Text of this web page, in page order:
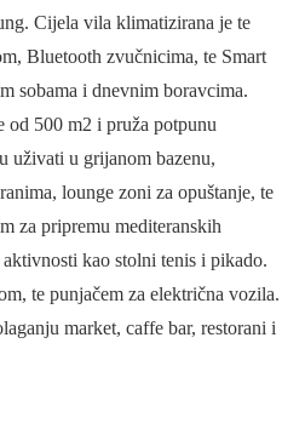
Cijela vila klimatizirana je te
Bluetooth zvučnicima, te Smart
sobama i dnevnim boravcima.
od 500 m2 i pruža potpunu
uživati u grijanom bazenu,
lounge zoni za opuštanje, te
za pripremu mediteranskih
kao stolni tenis i pikado.
te punjačem za električna vozila.
market, caffe bar, restorani i